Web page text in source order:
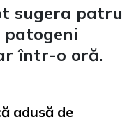
sugera patru
într-o oră.
adusă de